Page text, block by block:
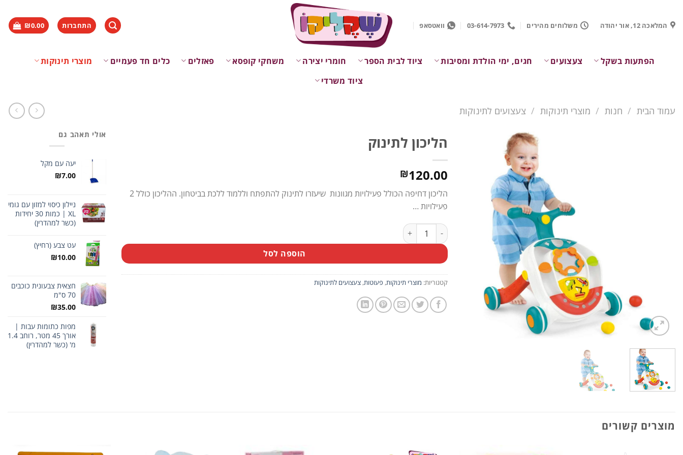
contentהמלאכה 12, אור יהודה משלוחים מהירים 03-614-7973 וואטסאפ התחברות ₪0.00
הפתעות בשקל צעצועים חגים, ימי הולדת ומסיבות ציוד לבית הספר חומרי יצירה משחקי קופסא פאזלים כלים חד פעמיים
מוצרי תינוקות
ציוד משרדי
עמוד הבית / חנות / מוצרי תינוקות / צעצועים לתינוקות
הליכון לתינוק
₪120.00
הליכון דחיפה הכולל פעילויות מגוונות שיעזרו לתינוק להתפתח וללמוד ללכת בביטחון. ההליכון כולל 2
פעילויות …
כמות של הליכון לתינוק
הוספה לסל
קטגוריות: מוצרי תינוקות, פעוטות, צעצועים לתינוקות
אולי תאהב גם
יעה עם מקל
₪7.00
ניילון כיסוי למזון עם גומי
XL | כמות 30 יחידות
(כשר למהדרין)
עט צבע (רחיץ)
₪10.00
חצאית צבעונית כוכבים
70 ס"מ
₪35.00
מפות כתומות עבות |
אורך 45 מטר, רוחב 1.4
מ' (כשר למהדרין)
מוצרים קשורים